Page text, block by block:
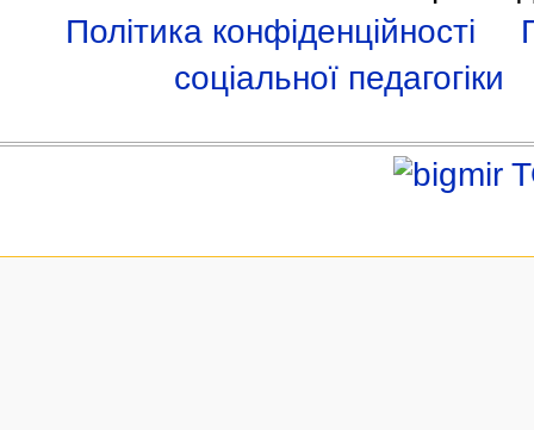
Політика конфіденційності
соціальної педагогіки